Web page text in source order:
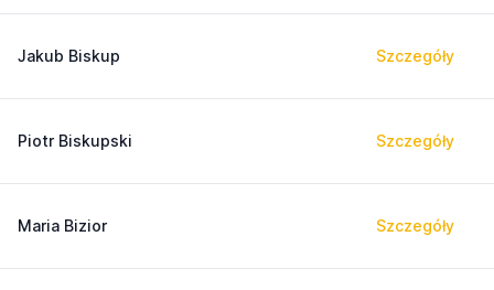
Jakub Biskup Szczegóły
Piotr Biskupski Szczegóły
Maria Bizior Szczegóły